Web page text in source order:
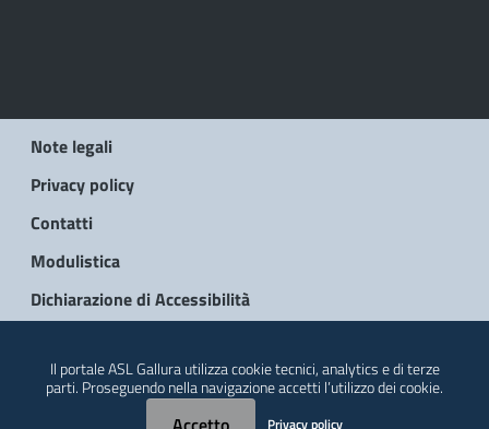
Note legali
Privacy policy
Contatti
Modulistica
Dichiarazione di Accessibilità
Il portale ASL Gallura utilizza cookie tecnici, analytics e di terze
parti. Proseguendo nella navigazione accetti l’utilizzo dei cookie.
Privacy policy